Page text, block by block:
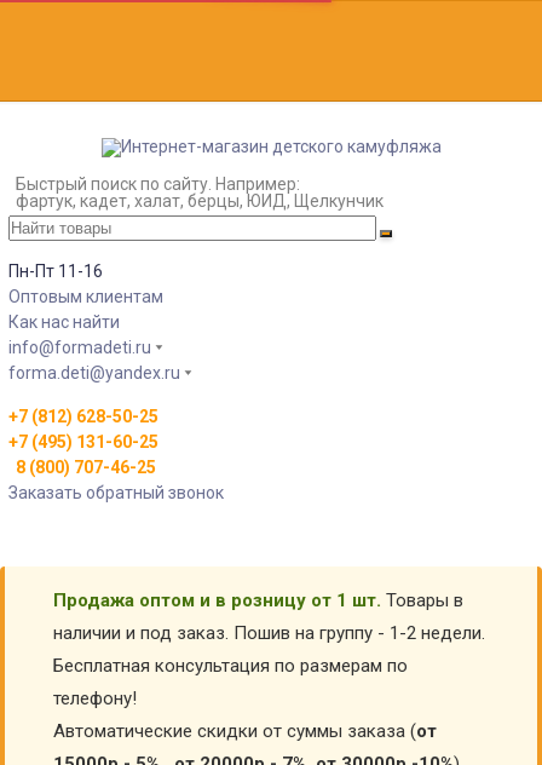
Быстрый поиск по сайту. Например:
фартук, кадет, халат, берцы, ЮИД, Щелкунчик
Пн-Пт 11-16
Оптовым клиентам
Как нас найти
info@formadeti.ru
forma.deti@yandex.ru
+7 (812) 628-50-25
+7 (495) 131-60-25
8 (800) 707-46-25
Заказать обратный звонок
Продажа оптом и в розницу от 1 шт. Товары в
наличии и под заказ. Пошив на группу - 1-2 недели.
Бесплатная консультация по размерам по
телефону!
Автоматические скидки от суммы заказа (от